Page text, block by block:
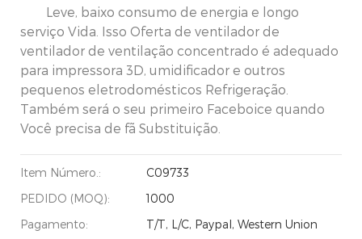
Leve, baixo consumo de energia e longo
serviço Vida. Isso Oferta de ventilador de
ventilador de ventilação concentrado é adequado
para impressora 3D, umidificador e outros
pequenos eletrodomésticos Refrigeração.
Também será o seu primeiro Faceboice quando
Você precisa de fã Substituição.
Item Número.:
C09733
PEDIDO (MOQ):
1000
Pagamento:
T/T, L/C, Paypal, Western Union